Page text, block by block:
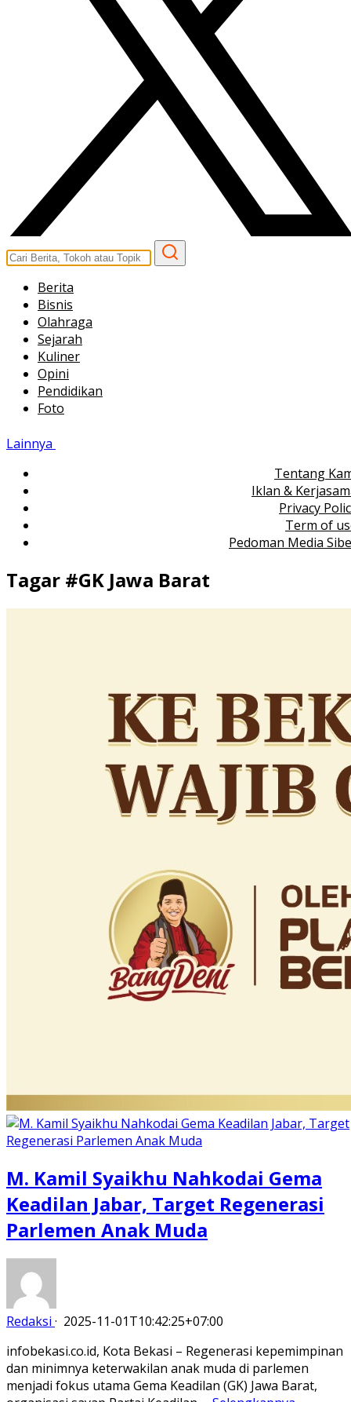
Berita
Bisnis
Olahraga
Sejarah
Kuliner
Opini
Pendidikan
Foto
Lainnya
Tentang
Iklan &
Privacy
Term of
Pedoman Media
Tagar #GK Jawa Barat
M. Kamil Syaikhu Nahkodai Gema
Keadilan Jabar, Target Regenerasi
Parlemen Anak Muda
Redaksi · 2025-11-01T10:42:25+07:00
infobekasi.co.id, Kota Bekasi – Regenerasi kepemimpinan
dan minimnya keterwakilan anak muda di parlemen
menjadi fokus utama Gema Keadilan (GK) Jawa Barat,